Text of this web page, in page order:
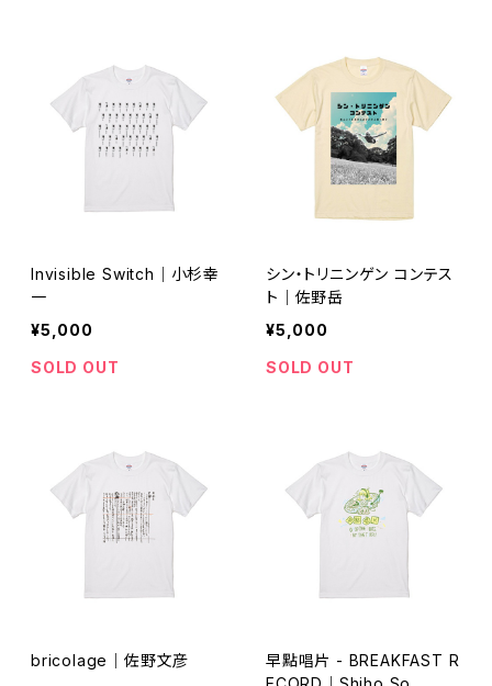
Invisible Switch｜小杉幸
一
¥5,000
SOLD OUT
シン・トリニンゲン コンテス
ト｜佐野岳
¥5,000
SOLD OUT
bricolage｜佐野文彦
早點唱片 - BREAKFAST R